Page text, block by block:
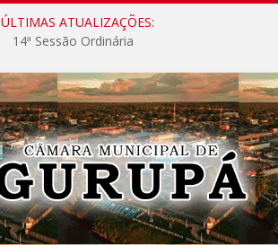
ÚLTIMAS ATUALIZAÇÕES:
14ª Sessão Ordinária